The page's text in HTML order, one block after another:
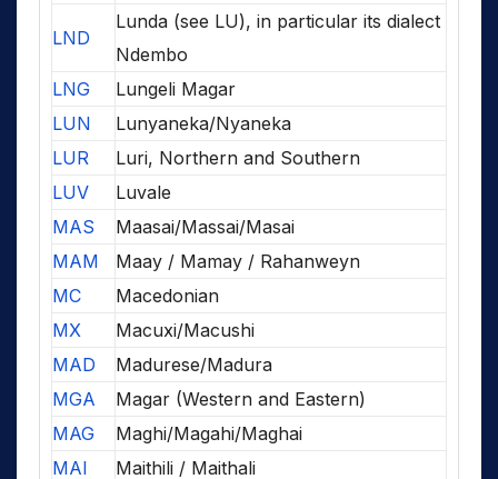
LND
Lunda (see LU), in particular its dialect
Ndembo
LNG
Lungeli Magar
LUN
Lunyaneka/Nyaneka
LUR
Luri, Northern and Southern
LUV
Luvale
MAS
Maasai/Massai/Masai
MAM
Maay / Mamay / Rahanweyn
MC
Macedonian
MX
Macuxi/Macushi
MAD
Madurese/Madura
MGA
Magar (Western and Eastern)
MAG
Maghi/Magahi/Maghai
MAI
Maithili / Maithali